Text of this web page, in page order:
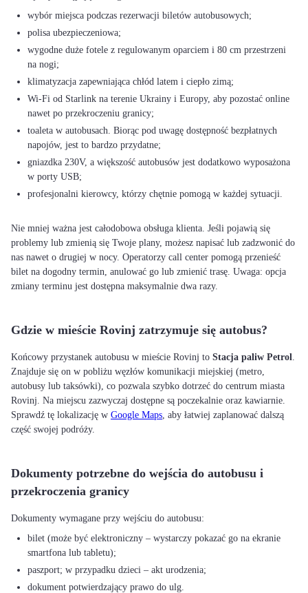
wybór miejsca podczas rezerwacji biletów autobusowych;
polisa ubezpieczeniowa;
wygodne duże fotele z regulowanym oparciem i 80 cm przestrzeni
na nogi;
klimatyzacja zapewniająca chłód latem i ciepło zimą;
Wi-Fi od Starlink na terenie Ukrainy i Europy, aby pozostać online
nawet po przekroczeniu granicy;
toaleta w autobusach. Biorąc pod uwagę dostępność bezpłatnych
napojów, jest to bardzo przydatne;
gniazdka 230V, a większość autobusów jest dodatkowo wyposażona
w porty USB;
profesjonalni kierowcy, którzy chętnie pomogą w każdej sytuacji.
Nie mniej ważna jest całodobowa obsługa klienta. Jeśli pojawią się
problemy lub zmienią się Twoje plany, możesz napisać lub zadzwonić do
nas nawet o drugiej w nocy. Operatorzy call center pomogą przenieść
bilet na dogodny termin, anulować go lub zmienić trasę. Uwaga: opcja
zmiany terminu jest dostępna maksymalnie dwa razy.
Gdzie w mieście Rovinj zatrzymuje się autobus?
Końcowy przystanek autobusu w mieście Rovinj to Stacja paliw Petrol.
Znajduje się on w pobliżu węzłów komunikacji miejskiej (metro,
autobusy lub taksówki), co pozwala szybko dotrzeć do centrum miasta
Rovinj. Na miejscu zazwyczaj dostępne są poczekalnie oraz kawiarnie.
Sprawdź tę lokalizację w Google Maps, aby łatwiej zaplanować dalszą
część swojej podróży.
Dokumenty potrzebne do wejścia do autobusu i
przekroczenia granicy
bilet (może być elektroniczny – wystarczy pokazać go na ekranie
smartfona lub tabletu);
paszport; w przypadku dzieci – akt urodzenia;
dokument potwierdzający prawo do ulg.